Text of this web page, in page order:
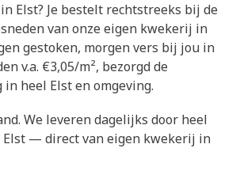
Elst? Je bestelt rechtstreeks bij de
van onze eigen kwekerij in
gestoken, morgen vers bij jou in
v.a. €3,05/m², bezorgd de
heel Elst en omgeving.
We leveren dagelijks door heel
Elst — direct van eigen kwekerij in